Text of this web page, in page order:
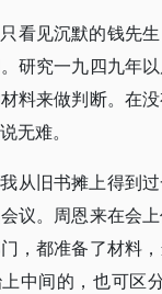
看见沉默的钱先
研究一九四九年
料来做判断。在
无难。
从旧书摊上得到
议。周恩来在会
，都准备了材料
中间的，也可区